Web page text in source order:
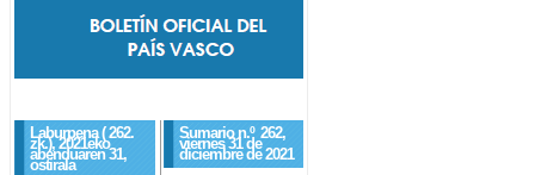
Laburpena ( 262.
zk.), 2021eko
abenduaren 31,
ostirala
Sumario n.º 262,
viernes 31 de
diciembre de 2021